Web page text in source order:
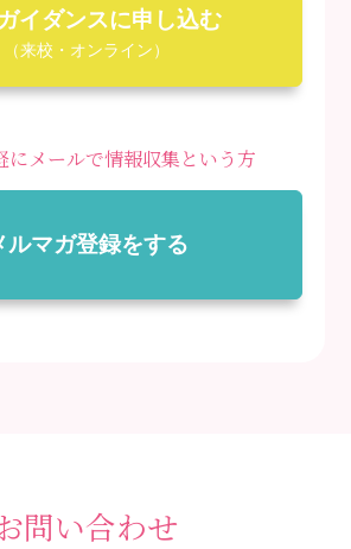
イダンスに申し込む
（来校・オンライン）
にメールで情報収集という方
ルマガ登録をする
問い合わせ